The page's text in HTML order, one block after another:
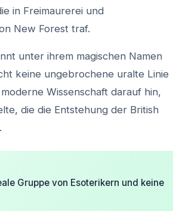
in Freimaurerei und
New Forest traf.
unter ihrem magischen Namen
keine ungebrochene uralte Linie
Wissenschaft darauf hin,
die die Entstehung der British
Gruppe von Esoterikern und keine